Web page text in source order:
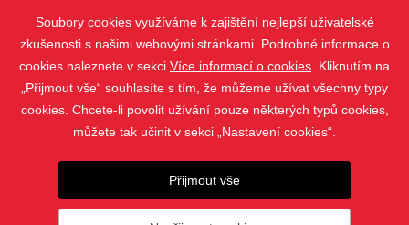
PRODUKTY
Soubory cookies využíváme k zajištění nejlepší uživatelské
zkušenosti s našimi webovými stránkami. Podrobné informace o
cookies naleznete v sekci Více informací o cookies . Kliknutím na
„Přijmout vše“ souhlasíte s tím, že můžeme užívat všechny typy
cookies. Chcete-li povolit užívání pouze některých typů cookies,
můžete tak učinit v sekci „Nastavení cookies“.
Přijmout vše